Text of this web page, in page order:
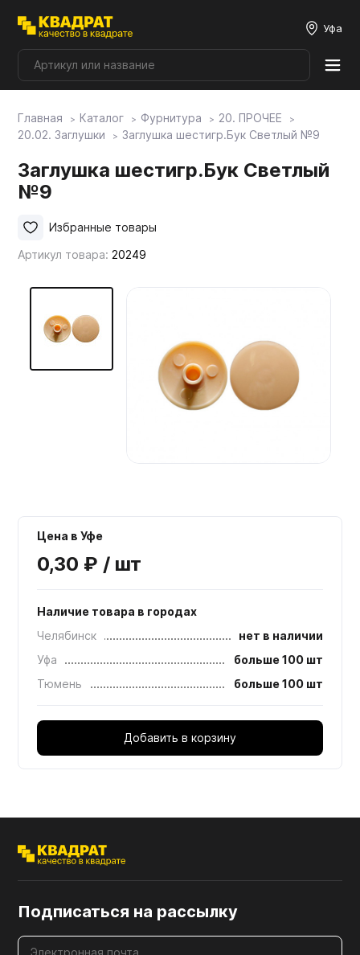
Уфа
Плитные материалы
Фурнитура
Столешницы
Фасады
Мебельные образцы, каталоги
Главная Каталог Фурнитура
20. ПРОЧЕЕ
20.02. Заглушки
Заглушка шестигр.Бук Светлый №9
Заглушка шестигр.Бук Светлый
№9
Артикул товара: 20249
Избранные товары
Цена в Уфе
0,30 ₽ / шт
Наличие товара в городах
Челябинск
нет в наличии
Уфа
больше 100 шт
Тюмень
больше 100 шт
Добавить в корзину
Подписаться на рассылку